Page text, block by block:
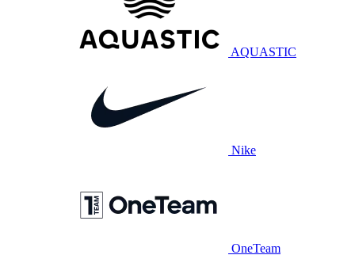
AQUASTIC
Nike
OneTeam